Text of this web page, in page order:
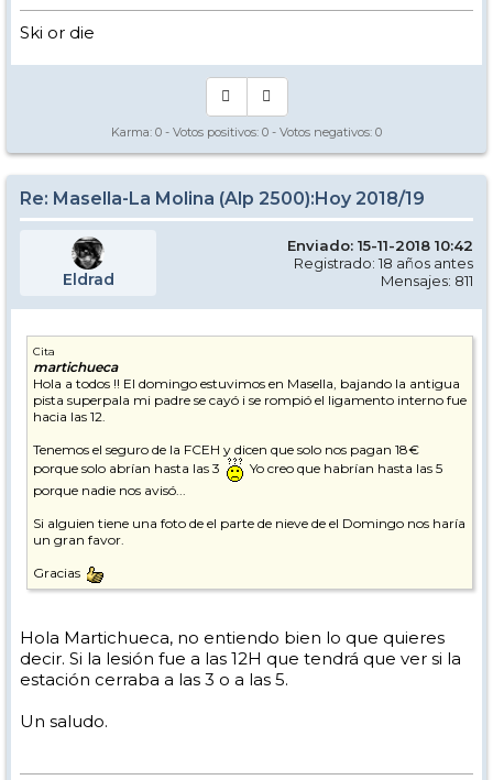
Ski or die
Karma: 0 - Votos positivos: 0 - Votos negativos: 0
Re: Masella-La Molina (Alp 2500):Hoy 2018/19
Eldrad
Enviado: 15-11-2018 10:42
Registrado: 18 años antes
Mensajes: 811
Cita
martichueca
Hola a todos !! El domingo estuvimos en Masella, bajando la antigua
pista superpala mi padre se cayó i se rompió el ligamento interno fue
hacia las 12.
Tenemos el seguro de la FCEH y dicen que solo nos pagan 18€
porque solo abrían hasta las 3
Yo creo que habrían hasta las 5
porque nadie nos avisó...
Si alguien tiene una foto de el parte de nieve de el Domingo nos haría
un gran favor.
Gracias
Hola Martichueca, no entiendo bien lo que quieres
decir. Si la lesión fue a las 12H que tendrá que ver si la
estación cerraba a las 3 o a las 5.
Un saludo.